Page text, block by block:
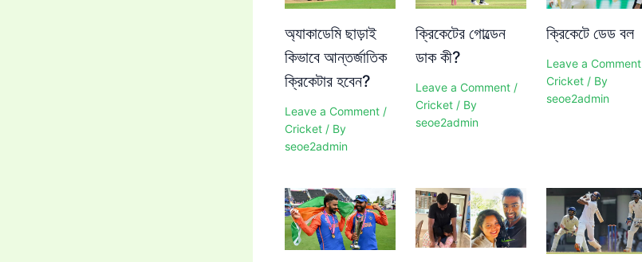
অ্যাকাডেমি ছাড়াই
কিভাবে আন্তর্জাতিক
ক্রিকেটার হবেন?
Leave a Comment /
Cricket / By
seoe2admin
ক্রিকেটের গোল্ডেন
ডাক কী?
Leave a Comment /
Cricket/ By
seoe2admin
ক্রিকেটে ডেড বল
Leave a Comment
Cricket/ By
seoe2admin